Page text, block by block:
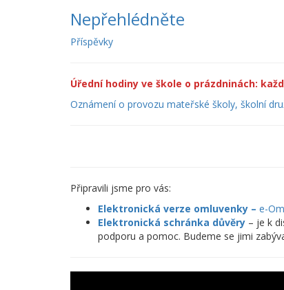
Nepřehlédněte
Příspěvky
Úřední hodiny ve škole o prázdninách:
Oznámení o provozu mateřské školy, školní
Připravili jsme pro vás:
Elektronická verze omluvenky – e-
Elektronická schránka důvěry – je k
podporu a pomoc. Budeme se jimi